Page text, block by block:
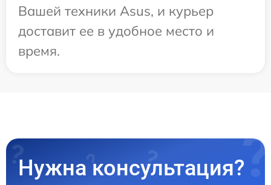
Вашей техники Asus, и курьер
доставит ее в удобное место и
время.
Нужна консультация?